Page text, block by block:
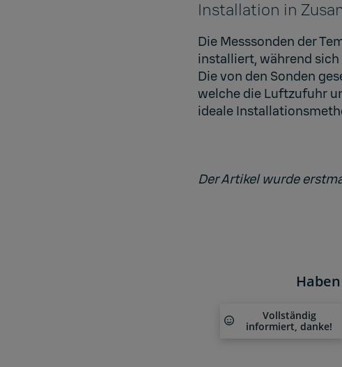
Installation in
Die Messsonden der
installiert, während
Die von den Sonden
welche die Luftzufuhr
ideale
Der Artikel wurde
Vollständig
informiert, danke!